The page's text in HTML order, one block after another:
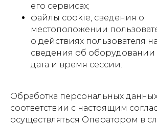
его сервисах;
файлы cookie, сведения о
местоположении
о действиях пользователя
сведения об оборудовании
дата и время сессии.
Обработка персональных
соответствии с настоящим
осуществляться Оператором в